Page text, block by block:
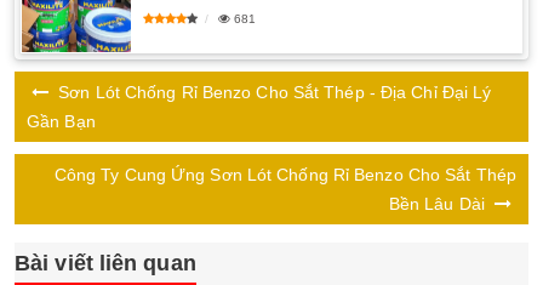
681
Sơn Lót Chống Rỉ Benzo Cho Sắt Thép - Địa Chỉ Đại Lý
Gần Bạn
Công Ty Cung Ứng Sơn Lót Chống Rỉ Benzo Cho Sắt Thép
Bền Lâu Dài
Bài viết liên quan